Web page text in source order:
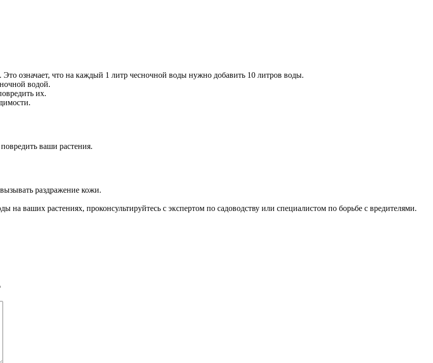
означает, что на каждый 1 литр чесночной воды нужно добавить 10 литров воды.
водой.
их.
ваши растения.
раздражение кожи.
на ваших растениях, проконсультируйтесь с экспертом по садоводству или специалистом по борьбе с вредителями.